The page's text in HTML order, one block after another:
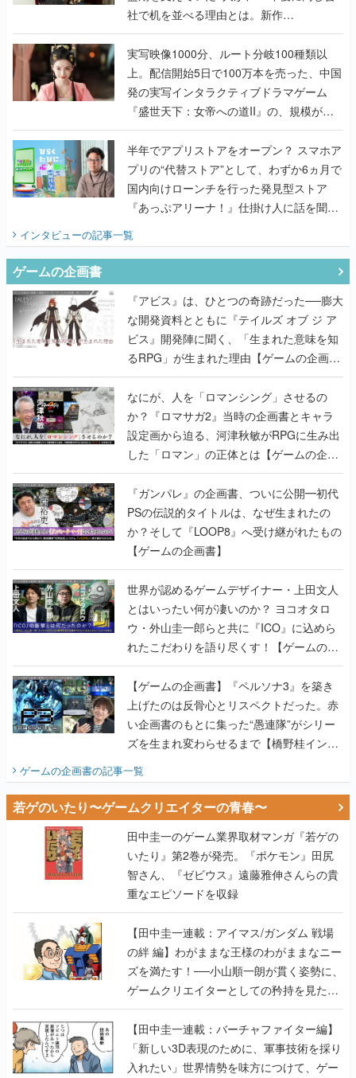
社で机を並べる理由とは。新作
『TATSUJIN EXTREME』で初タッグを組
んだレジェンド2人に訊く開発秘話
実写映像1000分、ルート分岐100種類以
上。配信開始5日で100万本を売った、中国
発の実写インタラクティブドラマゲーム
『盛世天下：女帝への道II』の、規模が違
うこだわりをプロデューサーに聞いた
半年でアプリストアをオープン？ スマホア
プリの“代替ストア”として、わずか6ヵ月で
国内向けローンチを行った発見型ストア
『あっぷアリーナ！』仕掛け人に話を聞い
インタビューの記事一覧
ゲームの企画書
『アビス』は、ひとつの奇跡だった──膨大
な開発資料とともに『テイルズ オブ ジ ア
ビス』開発陣に聞く、「生まれた意味を知
るRPG」が生まれた理由【ゲームの企画
書】
なにが、人を「ロマンシング」させるの
か？『ロマサガ2』当時の企画書とキャラ
設定画から迫る、河津秋敏がRPGに生み出
した「ロマン」の正体とは【ゲームの企画
書】
『ガンパレ』の企画書、ついに公開━初代
PSの伝説的タイトルは、なぜ生まれたの
か？そして『LOOP8』へ受け継がれたもの
【ゲームの企画書】
世界が認めるゲームデザイナー・上田文人
とはいったい何が凄いのか？ ヨコオタロ
ウ・外山圭一郎らと共に『ICO』に込めら
れたこだわりを語り尽くす！【ゲームの企
画書】
【ゲームの企画書】『ペルソナ3』を築き
上げたのは反骨心とリスペクトだった。赤
い企画書のもとに集った“愚連隊”がシリー
ズを生まれ変わらせるまで【橋野桂インタ
ゲームの企画書の記事一覧
若ゲのいたり〜ゲームクリエイターの青春〜
田中圭一のゲーム業界取材マンガ『若ゲの
いたり』第2巻が発売。『ポケモン』田尻
智さん、『ゼビウス』遠藤雅伸さんらの貴
重なエピソードを収録
【田中圭一連載：アイマス/ガンダム 戦場
の絆 編】わがままな王様のわがままなニー
ズを満たす！──小山順一朗が貫く姿勢に、
ゲームクリエイターとしての矜持を見た
【若ゲのいたり最終回】
【田中圭一連載：バーチャファイター編】
「新しい3D表現のために、軍事技術を採り
入れたい」世界情勢を味方につけて、ゲー